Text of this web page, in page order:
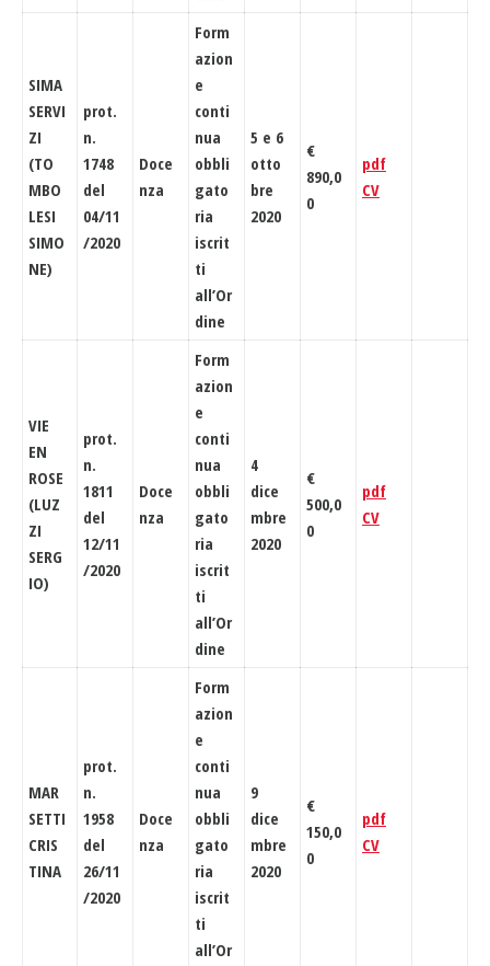
SIMA
SERVI
ZI
(TO
MBO
LESI
SIMO
NE)
prot.
n.
1748
del
04/11
/2020
Doce
nza
Form
azion
e
conti
nua
obbli
gato
ria
iscrit
ti
all’Or
dine
5 e 6
otto
bre
2020
€
890,0
0
pdf
CV
VIE
EN
ROSE
(LUZ
ZI
SERG
IO)
prot.
n.
1811
del
12/11
/2020
Doce
nza
Form
azion
e
conti
nua
obbli
gato
ria
iscrit
ti
all’Or
dine
4
dice
mbre
2020
€
500,0
0
pdf
CV
MAR
SETTI
CRIS
TINA
prot.
n.
1958
del
26/11
/2020
Doce
nza
Form
azion
e
conti
nua
obbli
gato
ria
iscrit
ti
all’Or
9
dice
mbre
2020
€
150,0
0
pdf
CV